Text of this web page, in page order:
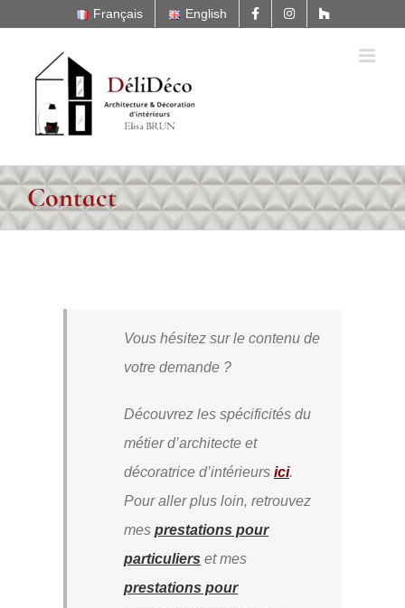
contenu
Français English
Contact
Vous hésitez sur le contenu de
votre demande ?
Découvrez les spécificités du
métier d’architecte et
décoratrice d’intérieurs ici.
Pour aller plus loin, retrouvez
mes prestations pour
particuliers et mes
prestations pour